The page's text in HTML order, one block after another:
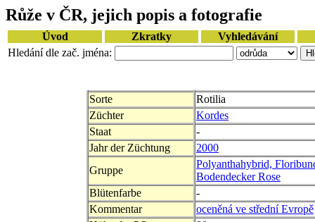
Růže v ČR, jejich popis a fotografie
Úvod Zkratky
Vyhledávání
Hledání dle zač. jména:
Sorte
Rotilia
Züchter
Kordes
Staat
-
Jahr der Züchtung
2000
Gruppe
Polyanthahybrid,
Bodendecker Rose
Blütenfarbe
-
Kommentar
oceněná ve střední Evropě